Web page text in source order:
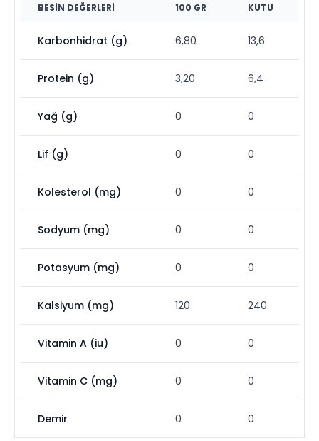
BESIN DEĞERLERI 100 GR KUTU
Karbonhidrat (g) 6,80 13,6
Protein (g) 3,20 6,4
Yağ (g) 0 0
Lif (g) 0 0
Kolesterol (mg) 0 0
Sodyum (mg) 0 0
Potasyum (mg) 0 0
Kalsiyum (mg) 120 240
Vitamin A (iu) 0 0
Vitamin C (mg) 0 0
Demir 0 0